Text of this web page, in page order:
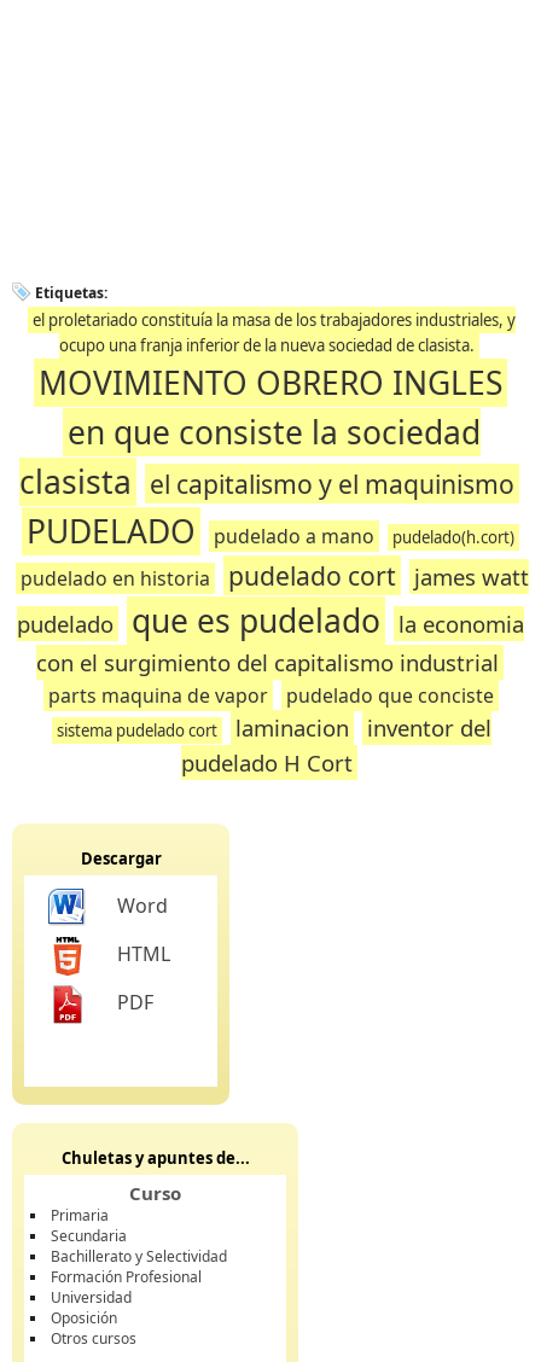
Etiquetas:
el proletariado constituía la masa de los trabajadores industriales, y
ocupo una franja inferior de la nueva sociedad de clasista.
MOVIMIENTO OBRERO INGLES
en que consiste la sociedad
clasista
el capitalismo y el maquinismo
PUDELADO pudelado a mano pudelado(h.cort)
pudelado en historia pudelado cort
james watt
pudelado
que es pudelado
la economia
con el surgimiento del capitalismo industrial
parts maquina de vapor pudelado que conciste
sistema pudelado cort laminacion
inventor del
pudelado H Cort
Descargar
Word
HTML
PDF
Chuletas y apuntes de...
Curso
Primaria
Secundaria
Bachillerato y Selectividad
Formación Profesional
Universidad
Oposición
Otros cursos